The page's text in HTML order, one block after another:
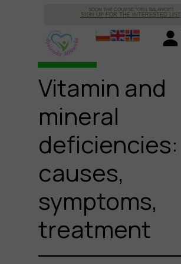
SOON THE COURSE "CELL BALANCE"!
SIGN UP FOR THE INTERESTED LIST
Vitamin and
mineral
deficiencies:
causes,
symptoms,
treatment